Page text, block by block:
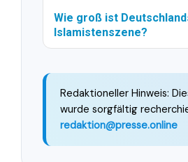
Wie groß ist
Islamistenszene?
Redaktioneller Hinweis:
wurde sorgfältig
redaktion@presse.online